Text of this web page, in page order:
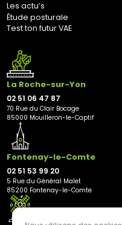
Les actu’s
Étude posturale
Test ton futur VAE
La Roche-sur-Yon
02 51 06 47 87
70 Rue du Clair Bocage
85000 Mouilleron-le-Captif
Fontenay-le-Comte
02 51 53 99 20
5 Rue du Général Malet
85200 Fontenay-le-Comte